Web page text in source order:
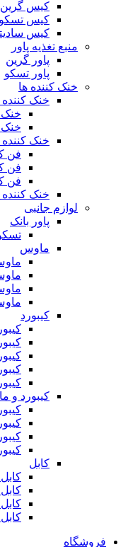
کیس گرین
کیس تسکو
کیس
منبع تغذیه‌ پاور
پاور گرین
پاور تسکو
خنک کننده ها
خنک
خنک
خنک
خنک
فن
فن
فن
خنک کننده
لوازم جانبی
پاور بانک
ماوس
کیبورد
کیبورد و
کابل
کابل hdmi
فروشگاه